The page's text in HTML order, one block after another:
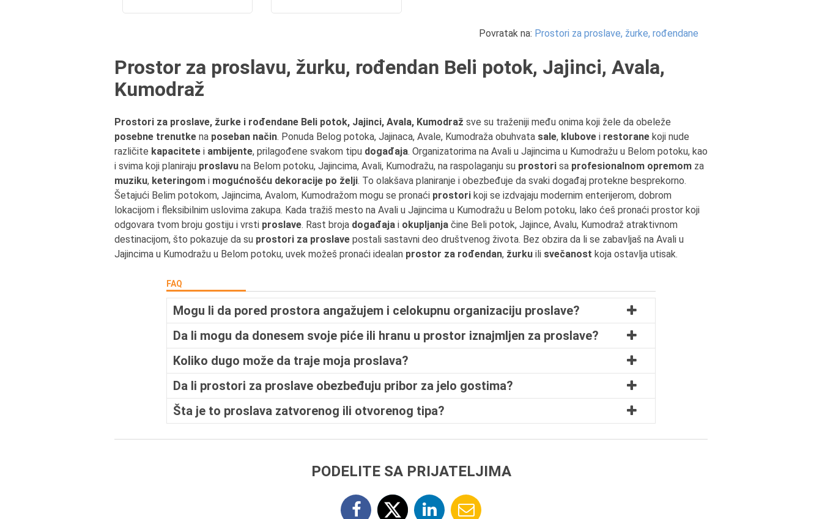
Povratak na: Prostori za proslave, žurke, rođendane
Prostor za proslavu, žurku, rođendan Beli potok, Jajinci, Avala,
Kumodraž
Prostori za proslave, žurke i rođendane Beli potok, Jajinci, Avala, Kumodraž sve su traženiji među onima koji žele da obeleže
posebne trenutke na poseban način. Ponuda Belog potoka, Jajinaca, Avale, Kumodraža obuhvata sale, klubove i restorane koji nude
različite kapacitete i ambijente, prilagođene svakom tipu događaja. Organizatorima na Avali u Jajincima u Kumodražu u Belom potoku, kao
i svima koji planiraju proslavu na Belom potoku, Jajincima, Avali, Kumodražu, na raspolaganju su prostori sa profesionalnom opremom za
muziku, keteringom i mogućnošću dekoracije po želji. To olakšava planiranje i obezbeđuje da svaki događaj protekne besprekorno.
Šetajući Belim potokom, Jajincima, Avalom, Kumodražom mogu se pronaći prostori koji se izdvajaju modernim enterijerom, dobrom
lokacijom i fleksibilnim uslovima zakupa. Kada tražiš mesto na Avali u Jajincima u Kumodražu u Belom potoku, lako ćeš pronaći prostor koji
odgovara tvom broju gostiju i vrsti proslave. Rast broja događaja i okupljanja čine Beli potok, Jajince, Avalu, Kumodraž atraktivnom
destinacijom, što pokazuje da su prostori za proslave postali sastavni deo društvenog života. Bez obzira da li se zabavljaš na Avali u
Jajincima u Kumodražu u Belom potoku, uvek možeš pronaći idealan prostor za rođendan, žurku ili svečanost koja ostavlja utisak.
FAQ
Mogu li da pored prostora angažujem i celokupnu organizaciju proslave?
Da li mogu da donesem svoje piće ili hranu u prostor iznajmljen za proslave?
Koliko dugo može da traje moja proslava?
Da li prostori za proslave obezbeđuju pribor za jelo gostima?
Šta je to proslava zatvorenog ili otvorenog tipa?
PODELITE SA PRIJATELJIMA